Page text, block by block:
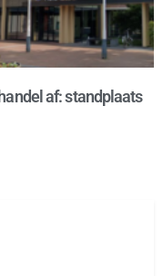
af: standplaats